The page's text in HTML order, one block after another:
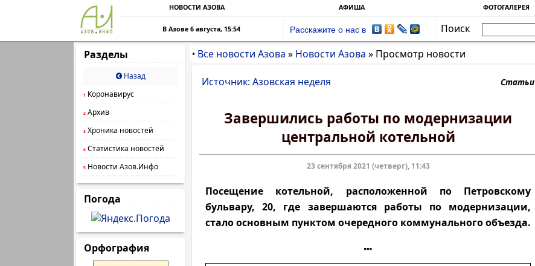
НОВОСТИ АЗОВА АФИША ФОТОГАЛЕРЕЯ
В Азове 6 августа, 15:54 Расскажите о нас в
Поиск
Разделы
Назад
1 Коронавирус
2 Архив
3 Хроника новостей
4 Статистика новостей
5 Новости Азов.Инфо
Погода
Орфография
• Все новости Азова » Новости Азова » Просмотр новости
Источник: Азовская неделя Статьи
Завершились работы по модернизации
центральной котельной
23 сентября 2021 (четверг), 11:43
Посещение котельной, расположенной по Петровскому
бульвару, 20, где завершаются работы по модернизации,
стало основным пунктом очередного коммунального объезда.